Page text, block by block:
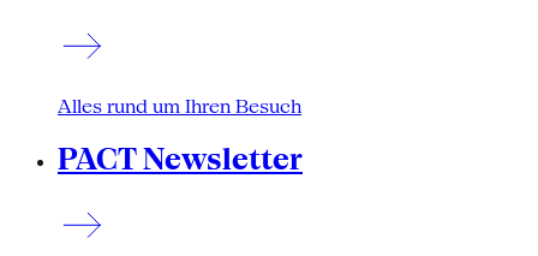
Alles rund um Ihren Besuch
PACT Newsletter